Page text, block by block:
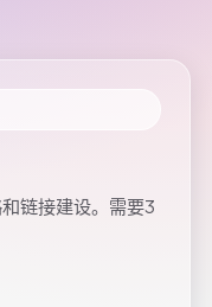
链接建设。需要3